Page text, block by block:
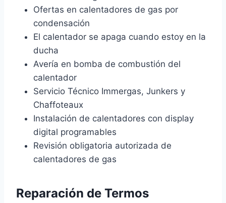
Ofertas en calentadores de gas por
condensación
El calentador se apaga cuando estoy en la
ducha
Avería en bomba de combustión del
calentador
Servicio Técnico Immergas, Junkers y
Chaffoteaux
Instalación de calentadores con display
digital programables
Revisión obligatoria autorizada de
calentadores de gas
Reparación de Termos